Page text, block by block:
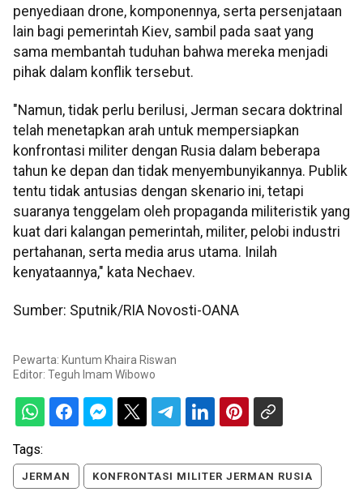
penyediaan drone, komponennya, serta persenjataan
lain bagi pemerintah Kiev, sambil pada saat yang
sama membantah tuduhan bahwa mereka menjadi
pihak dalam konflik tersebut.
"Namun, tidak perlu berilusi, Jerman secara doktrinal
telah menetapkan arah untuk mempersiapkan
konfrontasi militer dengan Rusia dalam beberapa
tahun ke depan dan tidak menyembunyikannya. Publik
tentu tidak antusias dengan skenario ini, tetapi
suaranya tenggelam oleh propaganda militeristik yang
kuat dari kalangan pemerintah, militer, pelobi industri
pertahanan, serta media arus utama. Inilah
kenyataannya," kata Nechaev.
Sumber: Sputnik/RIA Novosti-OANA
Pewarta: Kuntum Khaira Riswan
Editor: Teguh Imam Wibowo
Tags:
JERMAN KONFRONTASI MILITER JERMAN RUSIA